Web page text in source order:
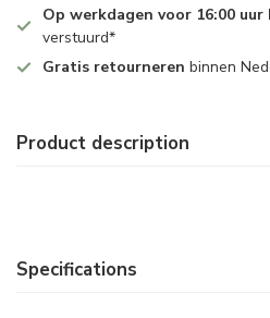
Op werkdagen voor 16:00
verstuurd*
Gratis retourneren binnen
Product description
Specifications